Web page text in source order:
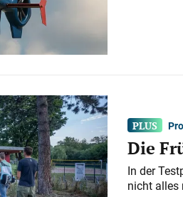
Die
In der
nicht alles